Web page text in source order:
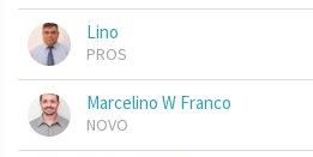
Lino
PROS
Marcelino W Franco
NOVO